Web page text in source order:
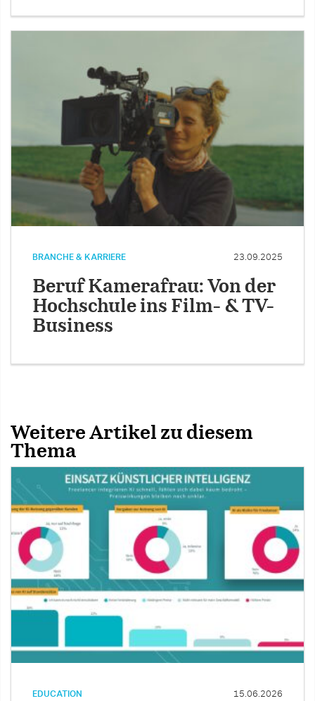
BRANCHE & KARRIERE 23.09.2025
Beruf Kamerafrau: Von der
Hochschule ins Film- & TV-
Business
Weitere Artikel zu diesem
Thema
EDUCATION 15.06.2026